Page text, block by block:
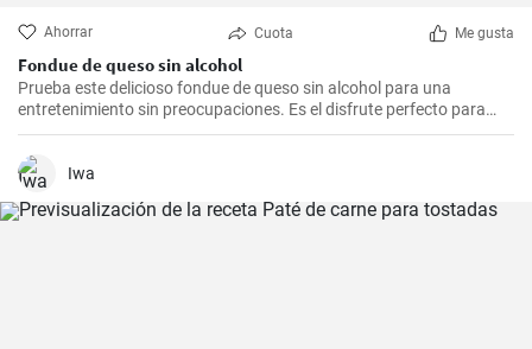
Ahorrar Cuota Me gusta
Fondue de queso sin alcohol
Prueba este delicioso fondue de queso sin alcohol para una
entretenimiento sin preocupaciones. Es el disfrute perfecto para
una noche acogedora con amigos y familiares. Sírvelo con tus
guarniciones favoritas como pan crujiente, verduras o incluso
frutas para una experiencia culinaria inolvidable.
Iwa